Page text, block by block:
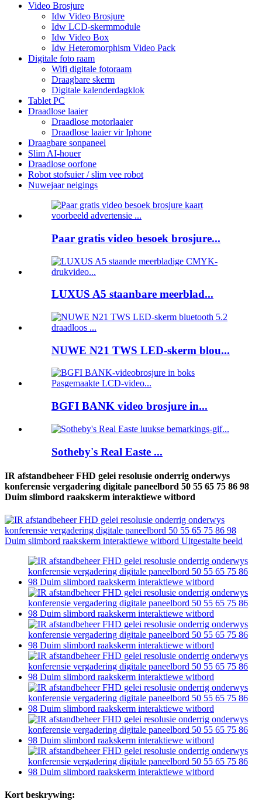
Video Brosjure
Idw Video Brosjure
Idw LCD-skermmodule
Idw Video Box
Idw Heteromorphism Video Pack
Digitale foto raam
Wifi digitale fotoraam
Draagbare skerm
Digitale kalenderdagklok
Tablet PC
Draadlose laaier
Draadlose motorlaaier
Draadlose laaier vir Iphone
Draagbare sonpaneel
Slim AI-houer
Draadlose oorfone
Robot stofsuier / slim vee robot
Nuwejaar neigings
Paar gratis video besoek brosjure...
LUXUS A5 staanbare meerblad...
NUWE N21 TWS LED-skerm blou...
BGFI BANK video brosjure in...
Sotheby's Real Easte ...
IR afstandbeheer FHD gelei resolusie onderrig onderwys
konferensie vergadering digitale paneelbord 50 55 65 75 86 98
Duim slimbord raakskerm interaktiewe witbord
Kort beskrywing: